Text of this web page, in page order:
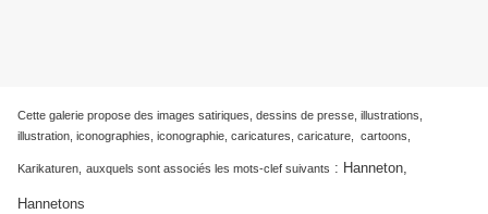
Cette galerie propose des images satiriques, dessins de presse, illustrations,
illustration, iconographies, iconographie, caricatures, caricature, cartoons,
Karikaturen, auxquels sont associés les mots-clef suivants : Hanneton,
Hannetons